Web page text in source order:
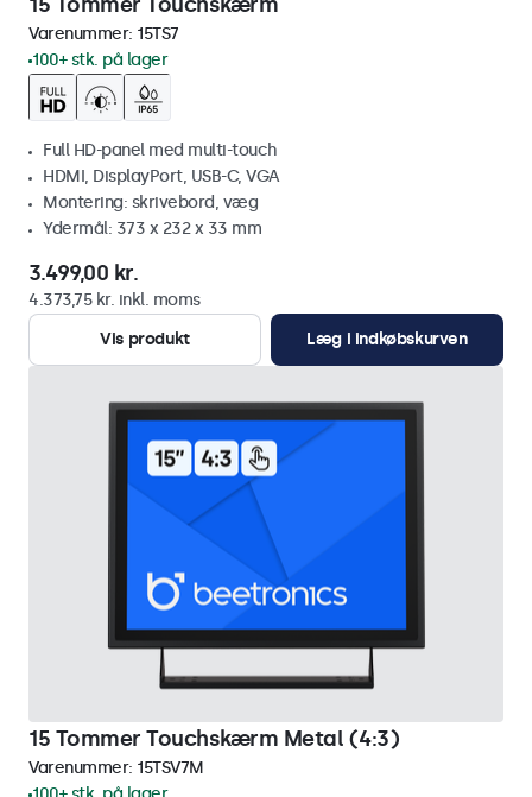
Varenummer: 15TS7
100+ stk. på lager
Full HD-panel med multi-touch
HDMI, DisplayPort, USB-C, VGA
Montering: skrivebord, væg
Ydermål: 373 x 232 x 33 mm
3.499,00 kr.
4.373,75 kr. inkl. moms
Vis produkt
Læg i indkøbskurven
15 Tommer Touchskærm Metal (4:3)
Varenummer: 15TSV7M